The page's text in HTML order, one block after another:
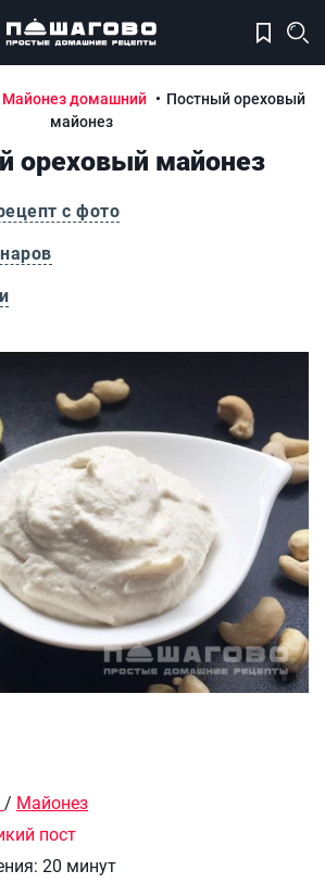
Майонез домашний
Постный ореховый
майонез
ореховый майонез
с фото
/ Майонез
пост
20 минут